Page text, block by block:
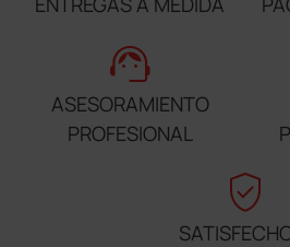
support_agent
ASESORAMIENTO
PROFESIONAL
verified_user